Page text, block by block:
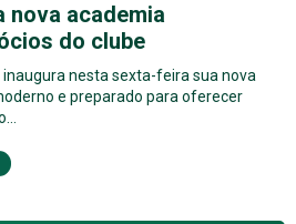
nova academia
do clube
inaugura nesta sexta-feira sua nova
e preparado para oferecer